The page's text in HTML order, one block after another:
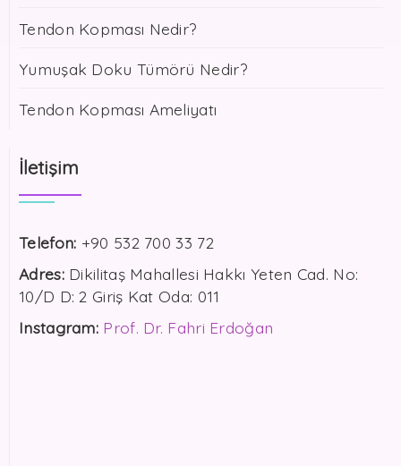
Tendon Kopması Nedir?
Yumuşak Doku Tümörü Nedir?
Tendon Kopması Ameliyatı
İletişim
Telefon: +90 532 700 33 72
Adres:Dikilitaş Mahallesi Hakkı Yeten Cad. No:
10/D D: 2 Giriş Kat Oda: 011
Instagram: Prof. Dr. Fahri Erdoğan